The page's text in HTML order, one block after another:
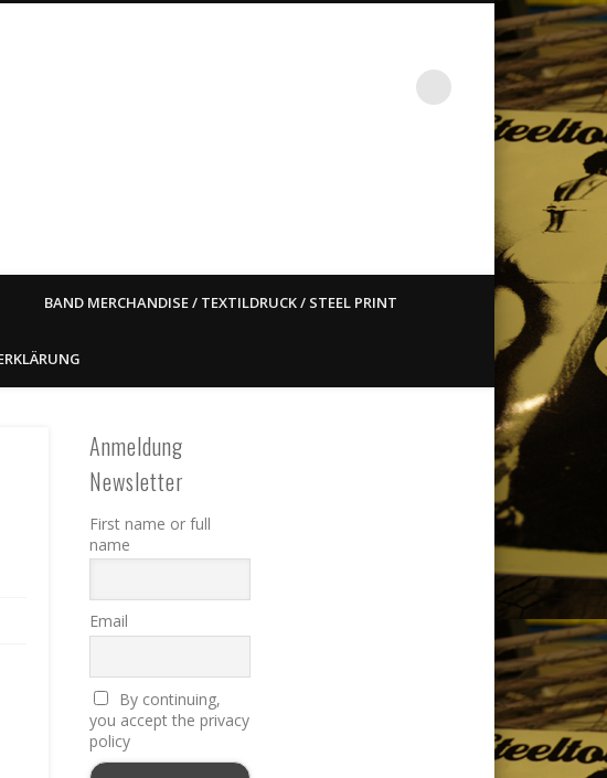
– East ain`t dead so straight
BAND MERCHANDISE / TEXTILDRUCK / STEEL PRINT
Anmeldung
Newsletter
First name or full
name
Email
By continuing,
you accept the privacy
policy